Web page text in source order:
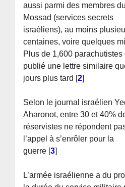
aussi parmi des membres du
Mossad (services secrets
israéliens), au moins
centaines, voire quelques
Plus de 1,600 parachutistes
publié une lettre similaire
jours plus tard [2]
Selon le journal israélien
Aharonot, entre 30 et 40%
réservistes ne répondent
l’appel à s’enrôler pour la
guerre [3]
L’armée israélienne a du